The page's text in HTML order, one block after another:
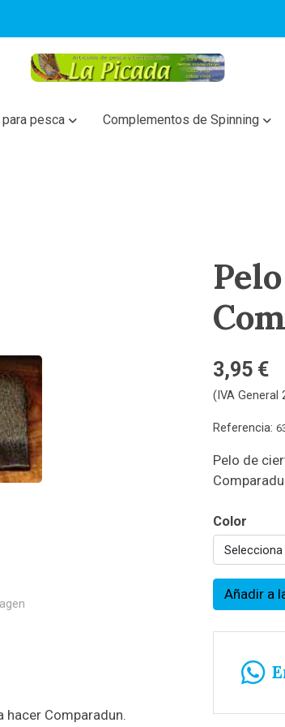
para pesca Complementos de Spinning
hacer Comparadun.
3,95 €
(IVA General
Referencia:
Pelo de
Color
Añadir a